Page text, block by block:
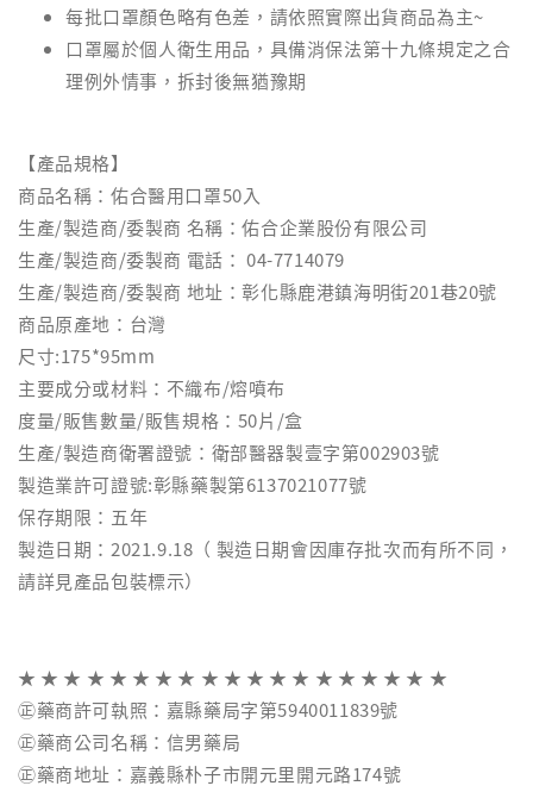
每批口罩顏色略有色差，請依照實際出貨商品為主~
口罩屬於個人衛生用品，具備消保法第十九條規定之合
理例外情事，拆封後無猶豫期
【產品規格】
商品名稱：佑合醫用口罩50入
生產/製造商/委製商 名稱：佑合企業股份有限公司
生產/製造商/委製商 電話： 04-7714079
生產/製造商/委製商 地址：彰化縣鹿港鎮海明街201巷20號
商品原產地：台灣
尺寸:175*95mm
主要成分或材料：不織布/熔噴布
度量/販售數量/販售規格：50片/盒
生產/製造商衛署證號：衛部醫器製壹字第002903號
製造業許可證號:彰縣藥製第6137021077號
保存期限：五年
製造日期：2021.9.18（ 製造日期會因庫存批次而有所不同，
請詳見產品包裝標示）
★ ★ ★ ★ ★ ★ ★ ★ ★ ★ ★ ★ ★ ★ ★ ★ ★ ★ ★
㊣藥商許可執照：嘉縣藥局字第5940011839號
㊣藥商公司名稱：信男藥局
㊣藥商地址：嘉義縣朴子市開元里開元路174號